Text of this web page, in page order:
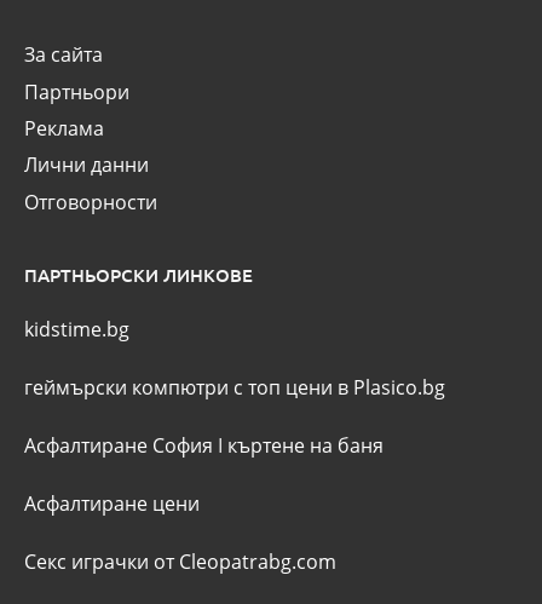
За сайта
Партньори
Реклама
Лични данни
Отговорности
ПАРТНЬОРСКИ ЛИНКОВЕ
kidstime.bg
геймърски компютри с топ цени в Plasico.bg
Асфалтиране София I къртене на баня
Асфалтиране цени
Секс играчки от Cleopatrabg.com